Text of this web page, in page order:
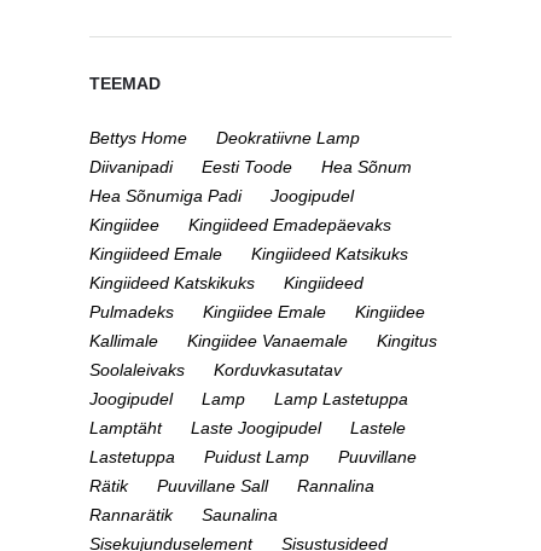
TEEMAD
Bettys Home
Deokratiivne Lamp
Diivanipadi
Eesti Toode
Hea Sõnum
Hea Sõnumiga Padi
Joogipudel
Kingiidee
Kingiideed Emadepäevaks
Kingiideed Emale
Kingiideed Katsikuks
Kingiideed Katskikuks
Kingiideed
Pulmadeks
Kingiidee Emale
Kingiidee
Kallimale
Kingiidee Vanaemale
Kingitus
Soolaleivaks
Korduvkasutatav
Joogipudel
Lamp
Lamp Lastetuppa
Lamptäht
Laste Joogipudel
Lastele
Lastetuppa
Puidust Lamp
Puuvillane
Rätik
Puuvillane Sall
Rannalina
Rannarätik
Saunalina
Sisekujunduselement
Sisustusideed